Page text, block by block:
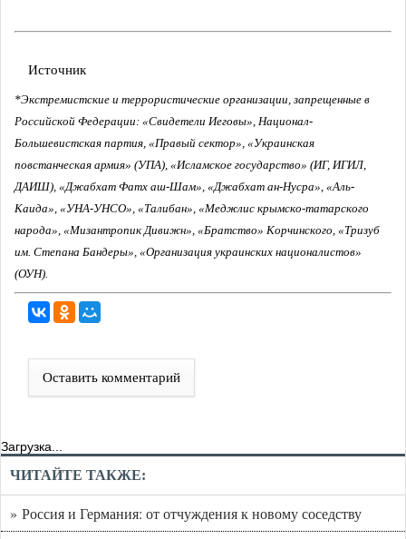
Источник
*Экстремистские и террористические организации, запрещенные в
Российской Федерации: «Свидетели Иеговы», Национал-
Большевистская партия, «Правый сектор», «Украинская
повстанческая армия» (УПА), «Исламское государство» (ИГ, ИГИЛ,
ДАИШ), «Джабхат Фатх аш-Шам», «Джабхат ан-Нусра», «Аль-
Каида», «УНА-УНСО», «Талибан», «Меджлис крымско-татарского
народа», «Мизантропик Дивижн», «Братство» Корчинского, «Тризуб
им. Степана Бандеры», «Организация украинских националистов»
(ОУН).
Оставить комментарий
Загрузка...
ЧИТАЙТЕ ТАКЖЕ:
» Россия и Германия: от отчуждения к новому соседству